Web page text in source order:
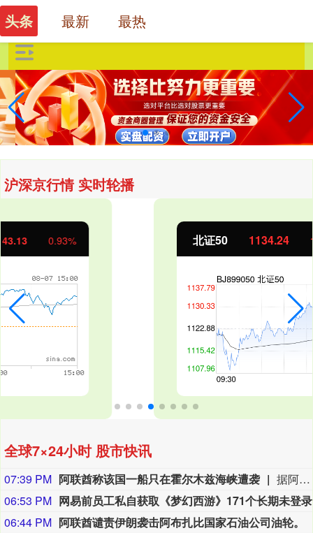
沪深京行情 实时轮播
北证50 11.37 1.01%
全球7×24小时 股市快讯
07:39 PM 阿联酋称该国一船只在霍尔木兹海峡遭袭
据阿联酋通讯社8月8日报道，阿布扎比国家石油公司证实，该公司一艘船只当天凌晨在通过霍尔木兹海峡时遭导弹袭击。阿布扎比国家石油公司说，袭击未造成人员受伤，目前局面可控。该公司并未提供遭袭船只具体类型、导弹来源以及船只受损情况等更多细节。（新华社）
06:53 PM
06:44 PM 阿联酋谴责伊朗袭击阿布扎比国家石油公司油轮。
头条 最新 最热